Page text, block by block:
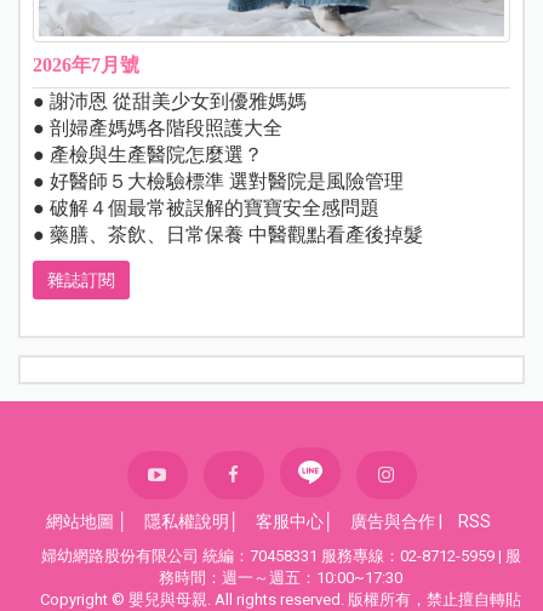
2026年7月號
● 謝沛恩 從甜美少女到優雅媽媽
● 剖婦產媽媽各階段照護大全
● 產檢與生產醫院怎麼選？
● 好醫師５大檢驗標準 選對醫院是風險管理
● 破解４個最常被誤解的寶寶安全感問題
● 藥膳、茶飲、日常保養 中醫觀點看產後掉髮
雜誌訂閱
網站地圖 隱私權說明 客服中心 廣告與合作 RSS
婦幼網路股份有限公司 統編：70458331 服務專線：02-8712-5959 | 服
務時間：週一～週五：10:00~17:30
Copyright © 嬰兒與母親. All rights reserved. 版權所有，禁止擅自轉貼